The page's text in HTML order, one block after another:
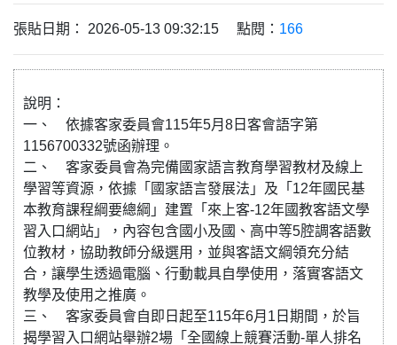
張貼日期： 2026-05-13 09:32:15 點閱： 166
說明：
一、 依據客家委員會115年5月8日客會語字第
1156700332號函辦理。
二、 客家委員會為完備國家語言教育學習教材及線上
學習等資源，依據「國家語言發展法」及「12年國民基
本教育課程綱要總綱」建置「來上客-12年國教客語文學
習入口網站」，內容包含國小及國、高中等5腔調客語數
位教材，協助教師分級選用，並與客語文綱領充分結
合，讓學生透過電腦、行動載具自學使用，落實客語文
教學及使用之推廣。
三、 客家委員會自即日起至115年6月1日期間，於旨
揭學習入口網站舉辦2場「全國線上競賽活動-單人排名